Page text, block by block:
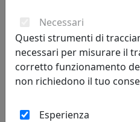
"Sogna come se
Vivi come se dovessi
Dean
Necessari
Questi strumenti di
necessari per misurare il
corretto funzionamento
non richiedono il tuo
Esperienza